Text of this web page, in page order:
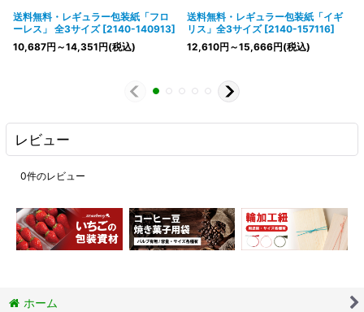
送料無料・レギュラー包装紙「フロ
ーレス」 全3サイズ [2140-140913]
10,687円 ～14,351円(税込)
送料無料・レギュラー包装紙「イギ
リス」全3サイズ [2140-157116]
12,610円 ～15,666円(税込)
レビュー
0件のレビュー
ホーム